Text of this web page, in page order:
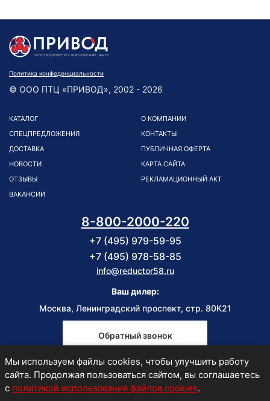
Политика конфеденциальности
© ООО ПТЦ «ПРИВОД», 2002 - 2026
КАТАЛОГ
СПЕЦПРЕДЛОЖЕНИЯ
ДОСТАВКА
НОВОСТИ
ОТЗЫВЫ
ВАКАНСИИ
О КОМПАНИИ
КОНТАКТЫ
ПУБЛИЧНАЯ ОФЕРТА
КАРТА САЙТА
РЕКЛАМАЦИОННЫЙ АКТ
8-800-2000-220
+7 (495) 979-59-95
+7 (495) 978-58-85
info@reductor58.ru
Ваш дилер:
Москва, Ленинградский проспект, стр. 80К21
Обратный звонок
Пн-Пт
9:00-18:00
Мы используем файлы cookies, чтобы улучшить работу
сайта. Продолжая пользоваться сайтом, вы соглашаетесь
с политикой использования файлов cookies.